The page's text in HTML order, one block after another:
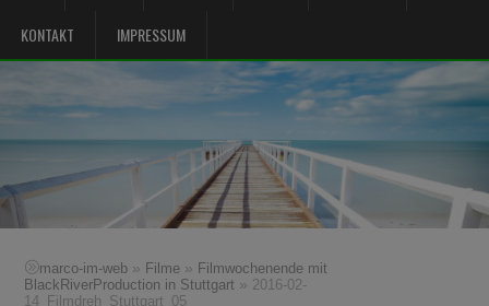
KONTAKT IMPRESSUM
marco-im-web » Filme » Filmwochenende mit
BlackRiverProduction in Stuttgart » 2016-02-
14_Filmdreh_Stuttgart_05